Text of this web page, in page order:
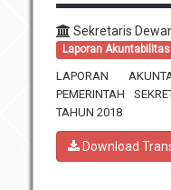
Sekretaris
Laporan
LAPORAN
PEMERINTAH
TAHUN 2018
Download